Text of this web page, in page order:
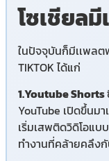
โซเชียล
ในปัจจุบันก็มีเเพลต
TIKTOK ได้แก่
1.Youtube Shorts
YouTube เปิดขึ้นม
เริ่มเสพติดวิดิโอแบ
ทำงานที่คล้ายคลึง